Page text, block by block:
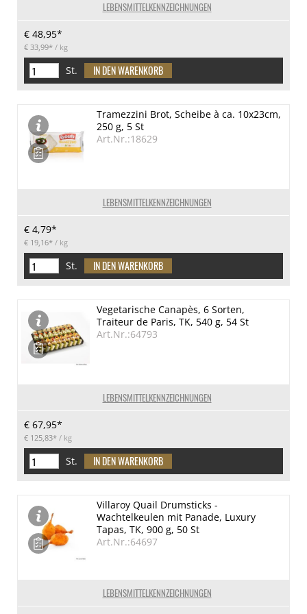
LEBENSMITTELKENNZEICHNUNGEN
€ 48,95*
€ 33,99* / kg
St.
LEBENSMITTELKENNZEICHNUNGEN
Tramezzini Brot, Scheibe à ca. 10x23cm,
250 g, 5 St
Art.Nr.:18629
€ 4,79*
€ 19,16* / kg
St.
LEBENSMITTELKENNZEICHNUNGEN
Vegetarische Canapès, 6 Sorten,
Traiteur de Paris, TK, 540 g, 54 St
Art.Nr.:64793
€ 67,95*
€ 125,83* / kg
St.
LEBENSMITTELKENNZEICHNUNGEN
Villaroy Quail Drumsticks -
Wachtelkeulen mit Panade, Luxury
Tapas, TK, 900 g, 50 St
Art.Nr.:64697